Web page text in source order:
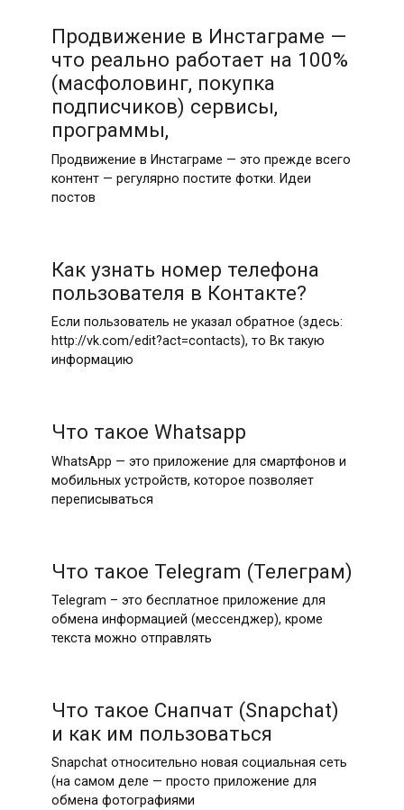
Продвижение в Инстаграме —
что реально работает на 100%
(масфоловинг, покупка
подписчиков) сервисы,
программы,
Продвижение в Инстаграме — это прежде всего
контент — регулярно постите фотки. Идеи
постов
Как узнать номер телефона
пользователя в Контакте?
Если пользователь не указал обратное (здесь:
http://vk.com/edit?act=contacts), то Вк такую
информацию
Что такое Whatsapp
WhatsApp — это приложение для смартфонов и
мобильных устройств, которое позволяет
переписываться
Что такое Telegram (Телеграм)
Telegram – это бесплатное приложение для
обмена информацией (мессенджер), кроме
текста можно отправлять
Что такое Снапчат (Snapchat)
и как им пользоваться
Snapchat относительно новая социальная сеть
(на самом деле — просто приложение для
обмена фотографиями